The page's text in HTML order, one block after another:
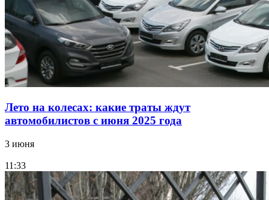
Лето на колесах: какие траты ждут
автомобилистов с июня 2025 года
3 июня
11:33